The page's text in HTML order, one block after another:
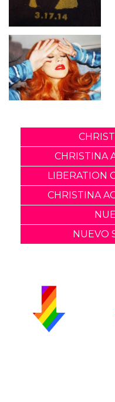
CHRISTINA
LIBERATION
CHRISTINA
NUEVO